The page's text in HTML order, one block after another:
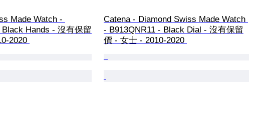
Made Watch -
Hands - 沒有保留
2020
Catena - Diamond Swiss Made Watch
- B913QNR11 - Black Dial - 沒有保留
價 - 女士 - 2010-2020